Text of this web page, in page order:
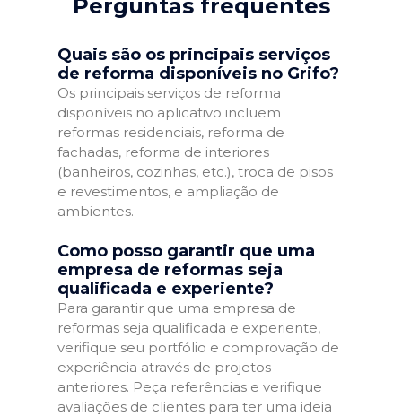
Perguntas frequentes
Quais são os principais serviços
de reforma disponíveis no Grifo?
Os principais serviços de reforma
disponíveis no aplicativo incluem
reformas residenciais, reforma de
fachadas, reforma de interiores
(banheiros, cozinhas, etc.), troca de pisos
e revestimentos, e ampliação de
ambientes.
Como posso garantir que uma
empresa de reformas seja
qualificada e experiente?
Para garantir que uma empresa de
reformas seja qualificada e experiente,
verifique seu portfólio e comprovação de
experiência através de projetos
anteriores. Peça referências e verifique
avaliações de clientes para ter uma ideia